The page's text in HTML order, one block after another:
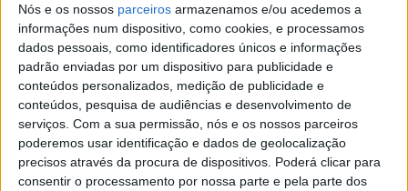
Nós e os nossos parceiros armazenamos e/ou acedemos a
informações num dispositivo, como cookies, e processamos
dados pessoais, como identificadores únicos e informações
padrão enviadas por um dispositivo para publicidade e
conteúdos personalizados, medição de publicidade e
conteúdos, pesquisa de audiências e desenvolvimento de
serviços. Com a sua permissão, nós e os nossos parceiros
poderemos usar identificação e dados de geolocalização
precisos através da procura de dispositivos. Poderá clicar para
consentir o processamento por nossa parte e pela parte dos
população, caso detete algum destes ninhos deve agir
com cuidado alertando de imediato as entidades
competentes : Câmara Municipal, GNR ou Bombeiros,
pois a destruição dos ninhos deve ser feita com
equipamento de proteção, de acordo com as
orientações do Plano de Ação para a Vigilância e
Controlo da Vespa Velutina em Portugal. Na